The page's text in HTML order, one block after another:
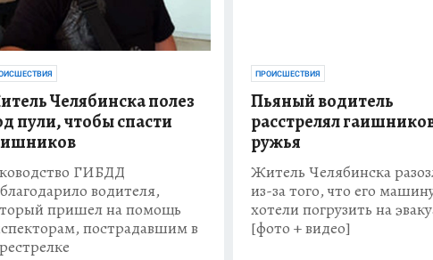
Челябинска полез
пули, чтобы спасти
ГИБДД
водителя,
пришел на помощь
пострадавшим в
ПРОИСШЕСТВИЯ
Пьяный водитель
расстрелял
ружья
Житель Челябинска
из-за того, что его
хотели погрузить на
[фото + видео]